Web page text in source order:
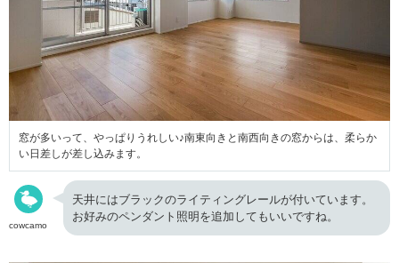
窓が多いって、やっぱりうれしい♪南東向きと南西向きの窓からは、柔らか
い日差しが差し込みます。
cowcamo
天井にはブラックのライティングレールが付いています。
お好みのペンダント照明を追加してもいいですね。